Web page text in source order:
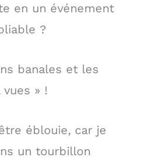
en un événement
?
banales et les
» !
éblouie, car je
un tourbillon